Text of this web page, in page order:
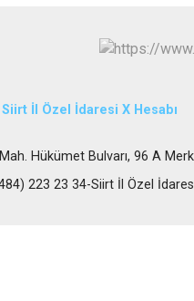
Siirt İl Özel İdaresi X Hesabı
Hükümet Bulvarı, 96 A
223 23 34-Siirt İl Özel